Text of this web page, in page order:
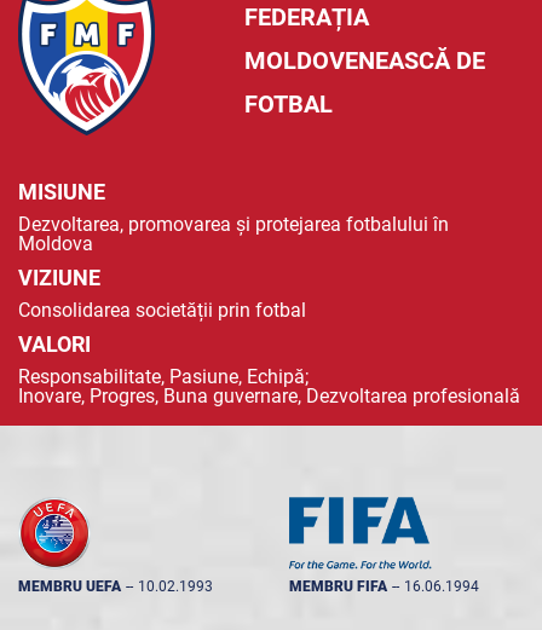
FEDERAȚIA
MOLDOVENEASCĂ DE
FOTBAL
MISIUNE
Dezvoltarea, promovarea și protejarea fotbalului în
Moldova
VIZIUNE
Consolidarea societății prin fotbal
VALORI
Responsabilitate, Pasiune, Echipă;
Inovare, Progres, Buna guvernare, Dezvoltarea profesională
MEMBRU UEFA -- 10.02.1993 MEMBRU FIFA -- 16.06.1994